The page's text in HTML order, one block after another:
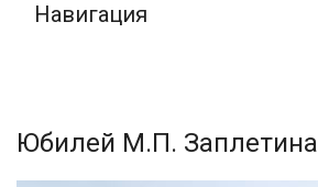
Навигация
Юбилей М.П. Заплетина